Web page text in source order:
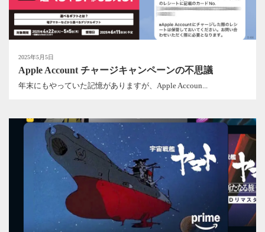
2025年5月5日
Apple Account チャージキャンペーンの不思議
年末にもやっていた記憶がありますが、Apple Accoun...